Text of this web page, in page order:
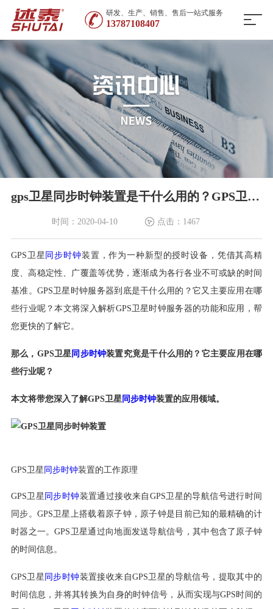
研发、生产、销售、售后一站式服务
13787108407
gps卫星同步时钟装置是干什么用的？GPS卫星时钟服务器主要应用在哪些行业？-述泰时钟
时间：2020-04-10 点击：1467
GPS卫星同步时钟装置，作为一种新型的授时设备，凭借其高精
度、高稳定性、广覆盖等优势，逐渐成为各行各业不可或缺的时间
基准。GPS卫星时钟服务器到底是干什么用的？它又主要应用在哪
些行业呢？本文将深入解析GPS卫星时钟服务器的功能和应用，帮
您更快的了解它。
那么，GPS卫星 同步时钟装置究竟是干什么用的？它主要应用在哪
些行业呢？
本文将带您深入了解GPS卫星 同步时钟装置的应用领域。
GPS卫星 同步时钟装置的工作原理
GPS卫星 同步时钟装置通过接收来自GPS卫星的导航信号进行时间
同步。GPS卫星上搭载着原子钟，原子钟是目前已知的最精确的计
时器之一。GPS卫星通过向地面发送导航信号，其中包含了原子钟
的时间信息。
GPS卫星 同步时钟装置接收来自GPS卫星的导航信号，提取其中的
时间信息，并将其转换为自身的时钟信号，从而实现与GPS时间的